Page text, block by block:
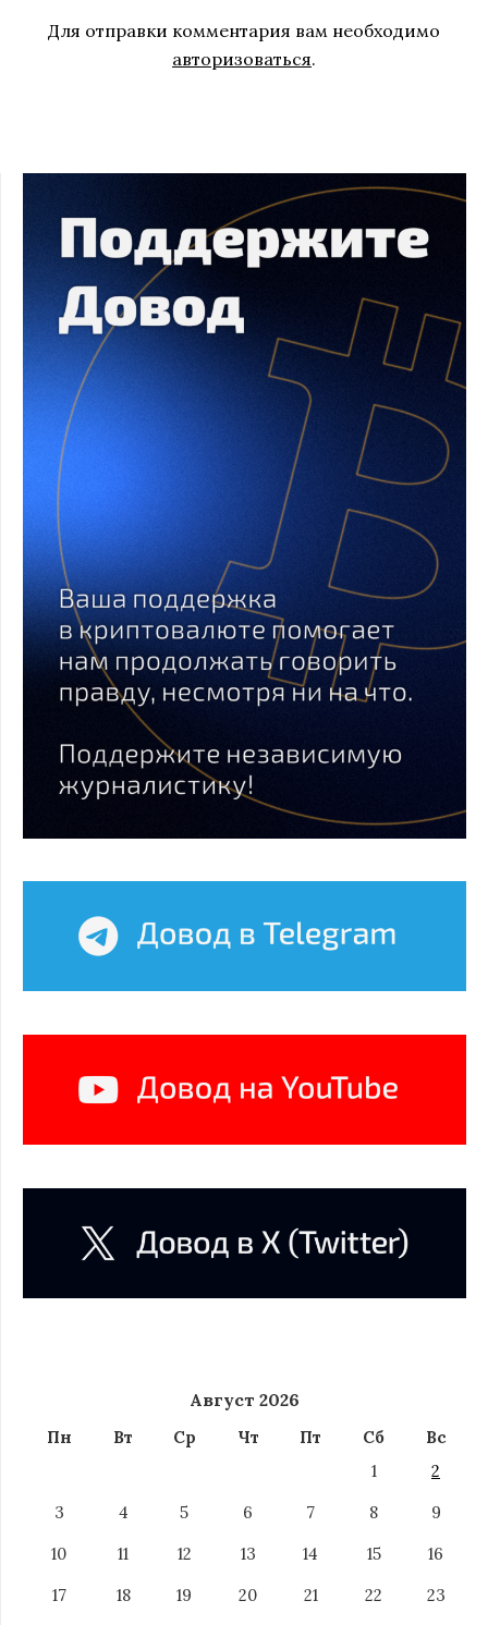
Для отправки комментария вам необходимо
авторизоваться.
Август 2026
Пн Вт Ср Чт Пт Сб
Вс
1
2
3
4 5 6 7 8
9
10
11 12 13 14 15
16
17
18 19 20 21 22
23